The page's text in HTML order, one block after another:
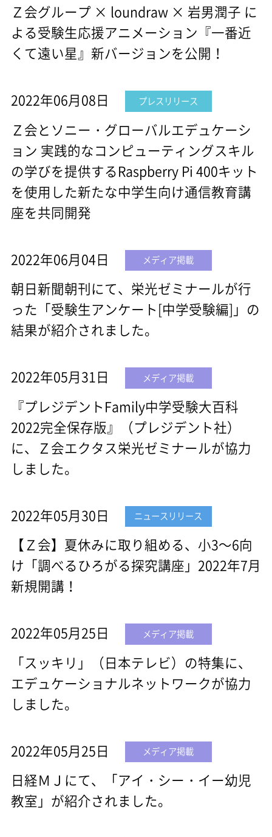
Ｚ会グループ × loundraw × 岩男潤子 に
よる受験生応援アニメーション『一番近
くて遠い星』新バージョンを公開！
2022年06月08日 プレスリリース
Ｚ会とソニー・グローバルエデュケーシ
ョン 実践的なコンピューティングスキル
の学びを提供するRaspberry Pi 400キット
を使用した新たな中学生向け通信教育講
座を共同開発
2022年06月04日 メディア掲載
朝日新聞朝刊にて、栄光ゼミナールが行
った「受験生アンケート[中学受験編]」の
結果が紹介されました。
2022年05月31日 メディア掲載
『プレジデントFamily中学受験大百科
2022完全保存版』（プレジデント社）
に、Ｚ会エクタス栄光ゼミナールが協力
しました。
2022年05月30日 ニュースリリース
【Ｚ会】夏休みに取り組める、小3～6向
け「調べるひろがる探究講座」2022年7月
新規開講！
2022年05月25日 メディア掲載
「スッキリ」（日本テレビ）の特集に、
エデュケーショナルネットワークが協力
しました。
2022年05月25日 メディア掲載
日経ＭＪにて、「アイ・シー・イー幼児
教室」が紹介されました。